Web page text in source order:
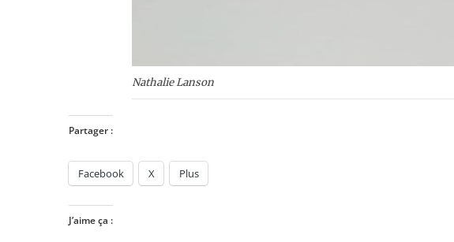
Nathalie Lanson
Partager :
Facebook X Plus
J’aime ça :